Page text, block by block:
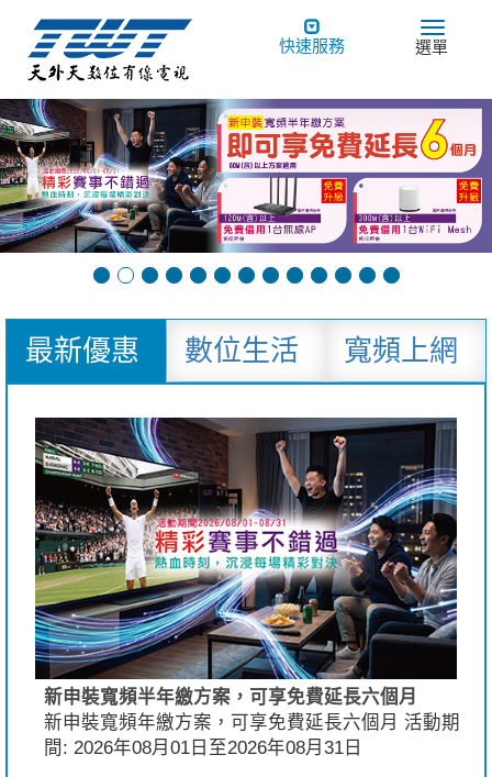
Toggle
navigation
快速服務
Toggle
選單
最新優惠 數位生活 寬頻上網
新申裝寬頻半年繳方案，可享免費延長六個月
新申裝寬頻年繳方案，可享免費延長六個月 活動期
間: 2026年08月01日至2026年08月31日